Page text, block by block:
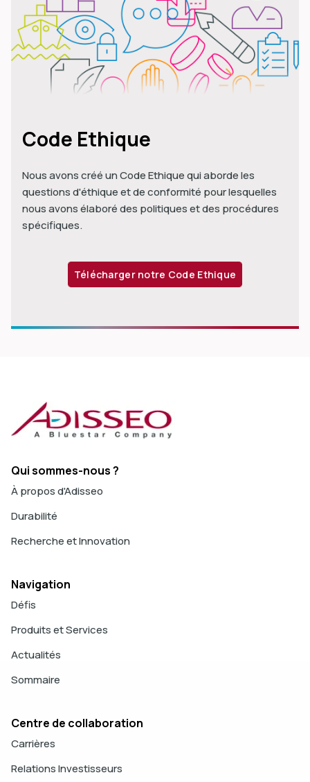
Code Ethique
Nous avons créé un Code Ethique qui aborde les
questions d'éthique et de conformité pour lesquelles
nous avons élaboré des politiques et des procédures
spécifiques.
Télécharger notre Code Ethique
Qui sommes-nous ?
À propos d'Adisseo
Durabilité
Recherche et Innovation
Navigation
Défis
Produits et Services
Actualités
Sommaire
Centre de collaboration
Carrières
Relations Investisseurs